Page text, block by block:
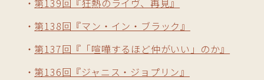
第139回『狂熱のライヴ、再見』
第138回『マン・イン・ブラック』
第137回『「喧嘩するほど仲がいい」のか』
第136回『ジャニス・ジョプリン』